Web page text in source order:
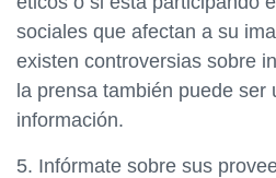
sociales que afectan a su
existen controversias sobre
la prensa también puede ser
información.
5. Infórmate sobre sus